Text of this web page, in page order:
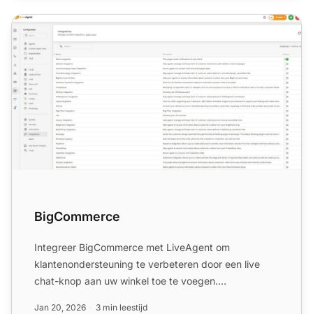
BigCommerce
BigCommerce
Integreer BigCommerce met LiveAgent om
klantenondersteuning te verbeteren door een live
chat-knop aan uw winkel toe te voegen.
Jan 20, 2026 3 min leestijd